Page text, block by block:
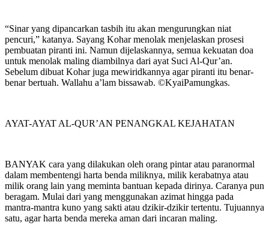
“Sinar yang dipancarkan tasbih itu akan mengurungkan niat
pencuri,” katanya. Sayang Kohar menolak menjelaskan prosesi
pembuatan piranti ini. Namun dijelaskannya, semua kekuatan doa
untuk menolak maling diambilnya dari ayat Suci Al-Qur’an.
Sebelum dibuat Kohar juga mewiridkannya agar piranti itu benar-
benar bertuah. Wallahu a’lam bissawab. ©️KyaiPamungkas.
AYAT-AYAT AL-QUR’AN PENANGKAL KEJAHATAN
BANYAK cara yang dilakukan oleh orang pintar atau paranormal
dalam membentengi harta benda miliknya, milik kerabatnya atau
milik orang lain yang meminta bantuan kepada dirinya. Caranya pun
beragam. Mulai dari yang menggunakan azimat hingga pada
mantra-mantra kuno yang sakti atau dzikir-dzikir tertentu. Tujuannya
satu, agar harta benda mereka aman dari incaran maling.